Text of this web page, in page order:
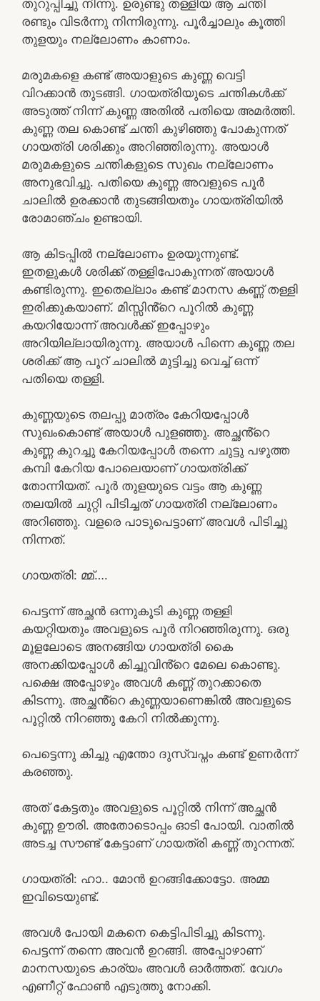
തുറുപ്പിച്ചു നിന്നു. ഉരുണ്ടു തള്ളിയ ആ ചന്തി
രണ്ടും വിടർന്നു നിന്നിരുന്നു. പൂർച്ചാലും കൂത്തി
തുളയും നല്ലോണം കാണാം.
മരുമകളെ കണ്ട് അയാളുടെ കുണ്ണ വെട്ടി
വിറക്കാൻ തുടങ്ങി. ഗായത്രിയുടെ ചന്തികൾക്ക്
അടുത്ത് നിന്ന് കുണ്ണ അതിൽ പതിയെ അമർത്തി.
കുണ്ണ തല കൊണ്ട് ചന്തി കുഴിഞ്ഞു പോകുന്നത്
ഗായത്രി ശരിക്കും അറിഞ്ഞിരുന്നു. അയാൾ
മരുമകളുടെ ചന്തികളുടെ സുഖം നല്ലോണം
അനുഭവിച്ചു. പതിയെ കുണ്ണ അവളുടെ പൂർ
ചാലിൽ ഉരക്കാൻ തുടങ്ങിയതും ഗായത്രിയിൽ
രോമാഞ്ചം ഉണ്ടായി.
ആ കിടപ്പിൽ നല്ലോണം ഉരയുന്നുണ്ട്.
ഇതളുകൾ ശരിക്ക് തള്ളിപോകുന്നത് അയാൾ
കണ്ടിരുന്നു. ഇതെല്ലാം കണ്ട് മാനസ കണ്ണ് തള്ളി
ഇരിക്കുകയാണ്. മിസ്സിൻ്റെ പൂറിൽ കുണ്ണ
കയറിയോന്ന് അവൾക്ക് ഇപ്പോഴും
അറിയില്ലായിരുന്നു. അയാൾ പിന്നെ കുണ്ണ തല
ശരിക്ക് ആ പൂറ് ചാലിൽ മുട്ടിച്ചു വെച്ച് ഒന്ന്
പതിയെ തള്ളി.
കുണ്ണയുടെ തലപ്പു മാത്രം കേറിയപ്പോൾ
സുഖംകൊണ്ട് അയാൾ പുളഞ്ഞു. അച്ഛൻ്റെ
കുണ്ണ കുറച്ചു കേറിയപ്പോൾ തന്നെ ചുട്ടു പഴുത്ത
കമ്പി കേറിയ പോലെയാണ് ഗായത്രിക്ക്
തോന്നിയത്. പൂർ തുളയുടെ വട്ടം ആ കുണ്ണ
തലയിൽ ചുറ്റി പിടിച്ചത് ഗായത്രി നല്ലോണം
അറിഞ്ഞു. വളരെ പാടുപെട്ടാണ് അവൾ പിടിച്ചു
നിന്നത്.
ഗായത്രി: മ്മ്….
പെട്ടന്ന് അച്ഛൻ ഒന്നുകൂടി കുണ്ണ തള്ളി
കയറ്റിയതും അവളുടെ പൂർ നിറഞ്ഞിരുന്നു. ഒരു
മൂളലോടെ അനങ്ങിയ ഗായത്രി കൈ
അനക്കിയപ്പോൾ കിച്ചുവിൻ്റെ മേലെ കൊണ്ടു.
പക്ഷെ അപ്പോഴും അവൾ കണ്ണ് തുറക്കാതെ
കിടന്നു. അച്ഛൻ്റെ കുണ്ണയാണെങ്കിൽ അവളുടെ
പൂറ്റിൽ നിറഞ്ഞു കേറി നിൽക്കുന്നു.
പെട്ടെന്നു കിച്ചു എന്തോ ദുസ്വപ്നം കണ്ട് ഉണർന്ന്
കരഞ്ഞു.
അത് കേട്ടതും അവളുടെ പൂറ്റിൽ നിന്ന് അച്ഛൻ
കുണ്ണ ഊരി. അതോടൊപ്പം ഓടി പോയി. വാതിൽ
അടച്ച സൗണ്ട് കേട്ടാണ് ഗായത്രി കണ്ണ് തുറന്നത്.
ഗായത്രി: ഹാ.. മോൻ ഉറങ്ങിക്കോട്ടോ. അമ്മ
ഇവിടെയുണ്ട്.
അവൾ പോയി മകനെ കെട്ടിപിടിച്ചു കിടന്നു.
പെട്ടന്ന് തന്നെ അവൻ ഉറങ്ങി. അപ്പോഴാണ്
മാനസയുടെ കാര്യം അവൾ ഓർത്തത്. വേഗം
എണീറ്റ് ഫോൺ എടുത്തു നോക്കി.